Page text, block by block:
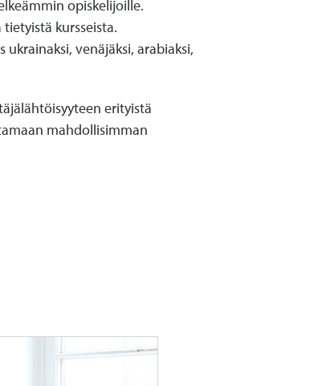
opiskelijoille.
kursseista.
venäjäksi, arabiaksi,
erityistä
mahdollisimman